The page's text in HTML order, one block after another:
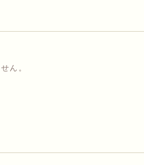
ん。